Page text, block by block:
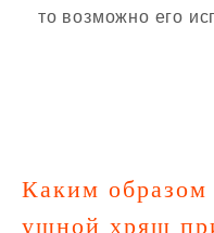
то возможно его
Каким образом
ушной хрящ